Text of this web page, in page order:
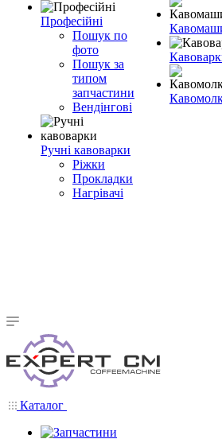
Професійні
Пошук по
фото
Пошук за
типом
запчастини
Вендінгові
Ручні кавоварки
Ріжки
Прокладки
Нагрівачі
Каталог